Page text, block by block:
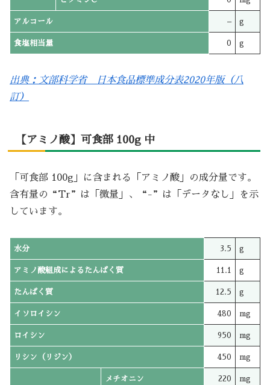
アルコール – g
食塩相当量 0 g
出典：文部科学省 日本食品標準成分表2020年版（八
訂）
【アミノ酸】可食部 100g 中
「可食部 100g」に含まれる「アミノ酸」の成分量です。
含有量の“Tr”は「微量」、“-”は「データなし」を示
しています。
水分 3.5 g
アミノ酸組成によるたんぱく質 11.1 g
たんぱく質 12.5 g
イソロイシン 480 mg
ロイシン 950 mg
リシン（リジン） 450 mg
メチオニン 220 mg